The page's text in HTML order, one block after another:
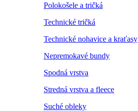
Polokošele a tričká
Technické tričká
Technické nohavice a kraťasy
Nepremokavé bundy
Spodná vrstva
Stredná vrstva a fleece
Suché obleky